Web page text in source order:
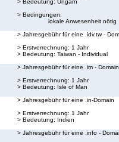
> Bedeutung: Ungarn
> Bedingungen:
lokale Anwesenheit nötig
> Jahresgebühr für eine .idv.tw -
> Erstverrechnung: 1 Jahr
> Bedeutung: Taiwan - Individual
> Jahresgebühr für eine .im - Domain
> Erstverrechnung: 1 Jahr
> Bedeutung: Isle of Man
> Jahresgebühr für eine .in-Domain
> Erstverrechnung: 1 Jahr
> Bedeutung: Indien
> Jahresgebühr für eine .info -